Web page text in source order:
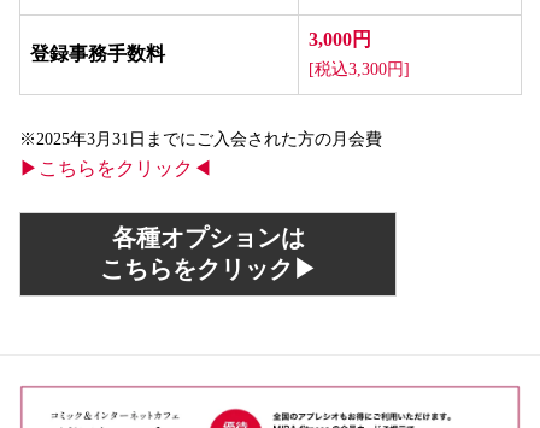
登録事務手数料
3,000円
[税込3,300円]
※2025年3月31日までにご入会された方の月会費
▶こちらをクリック◀
各種オプションは
こちらをクリック▶